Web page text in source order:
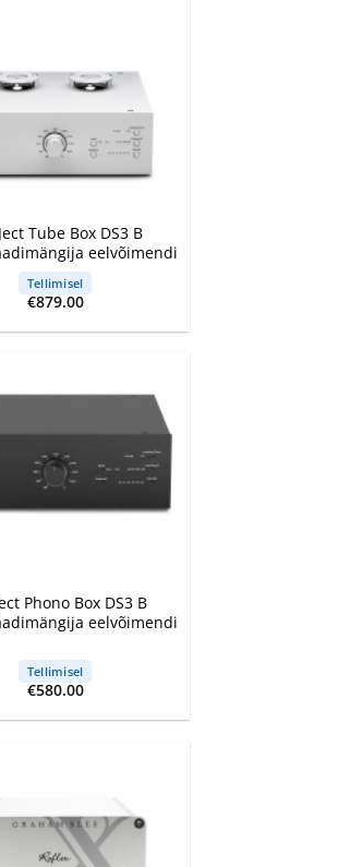
Tube Box DS3 B
eelvõimendi
Tellimisel
€879.00
Phono Box DS3 B
eelvõimendi
Tellimisel
€580.00